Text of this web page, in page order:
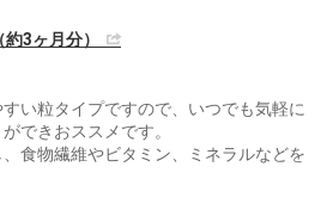
3ヶ月分）
い粒タイプですので、いつでも気軽に
できおススメです。
食物繊維やビタミン、ミネラルなどを